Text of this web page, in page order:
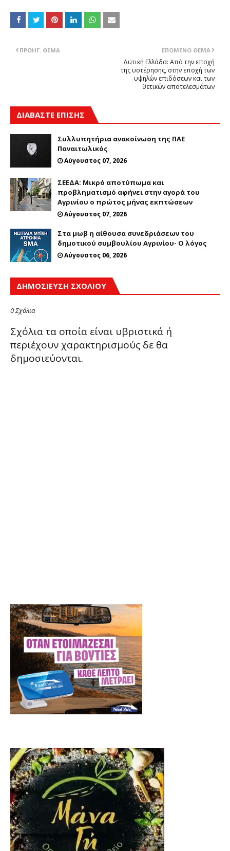
ΕΠΌΜΕΝΟ ΘΈΜΑ
Δυτική Ελλάδα: Από την εποχή
της υστέρησης, στην εποχή των
υψηλών επιδόσεων και των
θετικών αποτελεσμάτων
ΠΡΟΗΓ. ΘΈΜΑ
ΔΙΑΒΑΣΤΕ ΕΠΙΣΗΣ
Συλλυπητήρια ανακοίνωση της ΠΑΕ
Παναιτωλικός
Αύγουστος 07, 2026
ΣΕΕΔΑ: Μικρό αποτύπωμα και
προβληματισμό αφήνει στην αγορά του
Αγρινίου ο πρώτος μήνας εκπτώσεων
Αύγουστος 07, 2026
Στα μωβ η αίθουσα συνεδριάσεων του
δημοτικού συμβουλίου Αγρινίου- Ο λόγος
Αύγουστος 06, 2026
ΔΗΜΟΣΊΕΥΣΗ ΣΧΟΛΊΟΥ
0 Σχόλια
Σχόλια τα οποία είναι υβριστικά ή
περιέχουν χαρακτηρισμούς δε θα
δημοσιεύονται.